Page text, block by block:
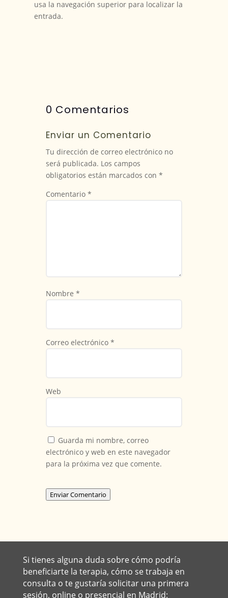
usa la navegación superior para localizar la
entrada.
0 Comentarios
Enviar un Comentario
Tu dirección de correo electrónico no
será publicada. Los campos
obligatorios están marcados con *
Comentario *
Nombre *
Correo electrónico *
Web
Guarda mi nombre, correo
electrónico y web en este navegador
para la próxima vez que comente.
Enviar Comentario
Si tienes alguna duda sobre cómo podría
beneficiarte la terapia, cómo se trabaja en
consulta o te gustaría solicitar una primera
sesión, online o presencial en Madrid: